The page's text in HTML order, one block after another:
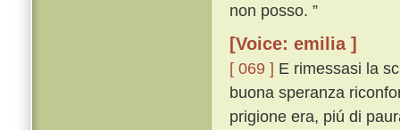
non posso. ”
[Voice: emilia ]
[ 069 ] E rimessasi la
buona speranza
prigione era, piú di